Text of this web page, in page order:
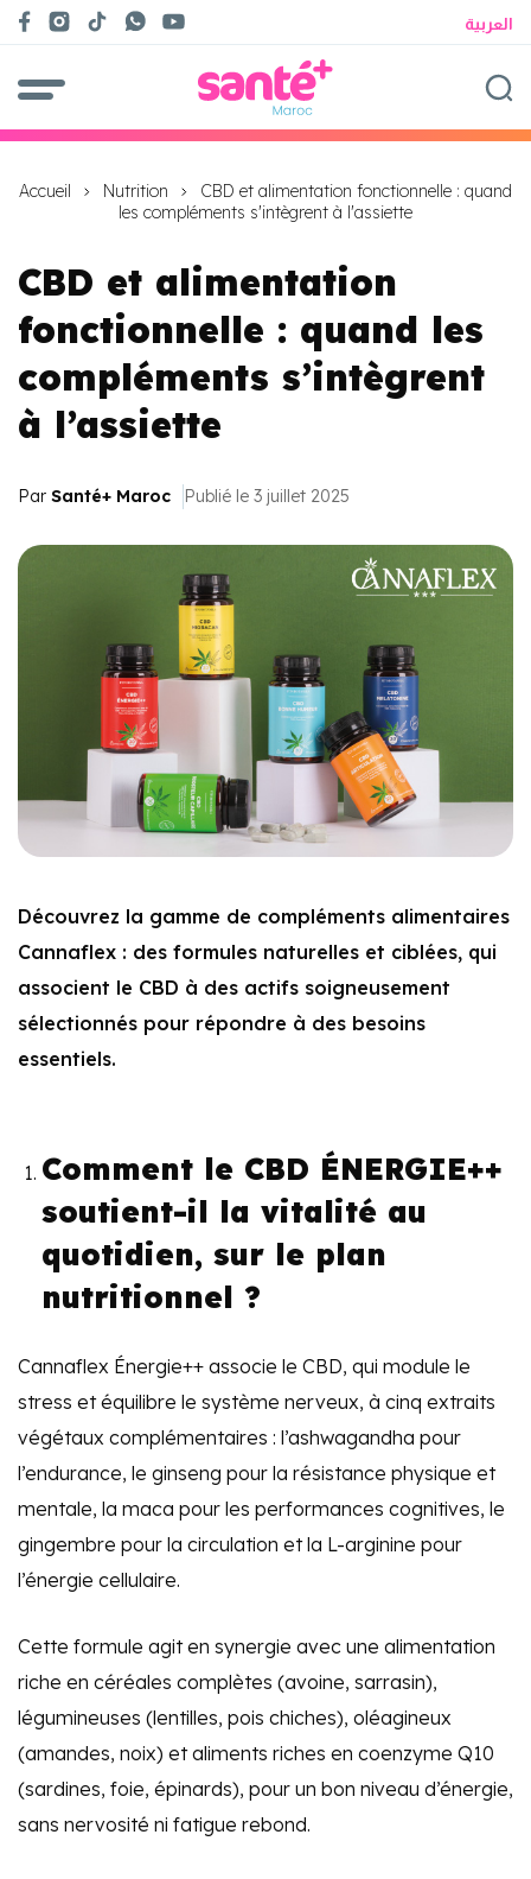
العربية
Accueil Nutrition
CBD et alimentation fonctionnelle : quand
les compléments s'intègrent à l'assiette
CBD et alimentation
fonctionnelle : quand les
compléments s’intègrent
à l’assiette
Par Santé+ Maroc Publié le 3 juillet 2025
Découvrez la gamme de compléments alimentaires
Cannaflex : des formules naturelles et ciblées, qui
associent le CBD à des actifs soigneusement
sélectionnés pour répondre à des besoins
essentiels.
Comment le CBD ÉNERGIE++
soutient-il la vitalité au
quotidien, sur le plan
nutritionnel ?
Cannaflex Énergie++ associe le CBD, qui module le
stress et équilibre le système nerveux, à cinq extraits
végétaux complémentaires : l’ashwagandha pour
l’endurance, le ginseng pour la résistance physique et
mentale, la maca pour les performances cognitives, le
gingembre pour la circulation et la L-arginine pour
l’énergie cellulaire.
Cette formule agit en synergie avec une alimentation
riche en céréales complètes (avoine, sarrasin),
légumineuses (lentilles, pois chiches), oléagineux
(amandes, noix) et aliments riches en coenzyme Q10
(sardines, foie, épinards), pour un bon niveau d’énergie,
sans nervosité ni fatigue rebond.